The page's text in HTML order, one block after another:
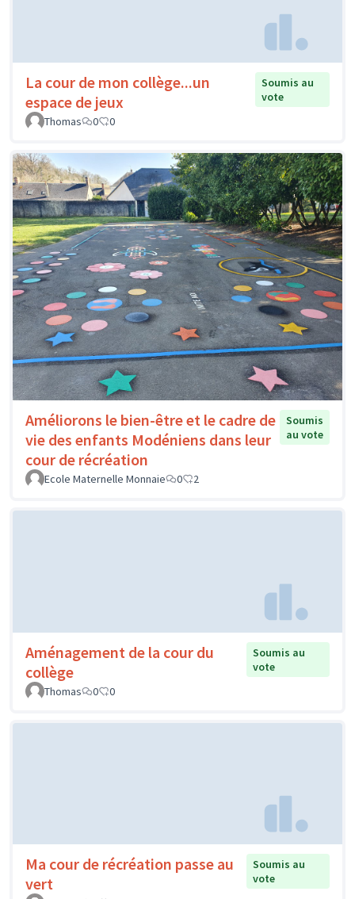
La cour de mon collège...un
espace de jeux
Soumis au
vote
Thomas
0 0
Améliorons le bien-être et le cadre de
vie des enfants Modéniens dans leur
cour de récréation
Soumis
au vote
Ecole Maternelle Monnaie 0 2
Aménagement de la cour du
collège
Soumis au
vote
Thomas
0 0
Ma cour de récréation passe au
vert
Soumis au
vote